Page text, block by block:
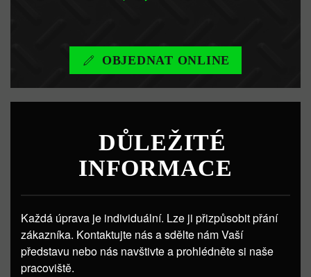
OBJEDNAT ONLINE
DŮLEŽITÉ
INFORMACE
Každá úprava je individuální. Lze ji přizpůsobit přání
zákazníka. Kontaktujte nás a sdělte nám Vaší
představu nebo nás navštivte a prohlédněte si naše
pracoviště.